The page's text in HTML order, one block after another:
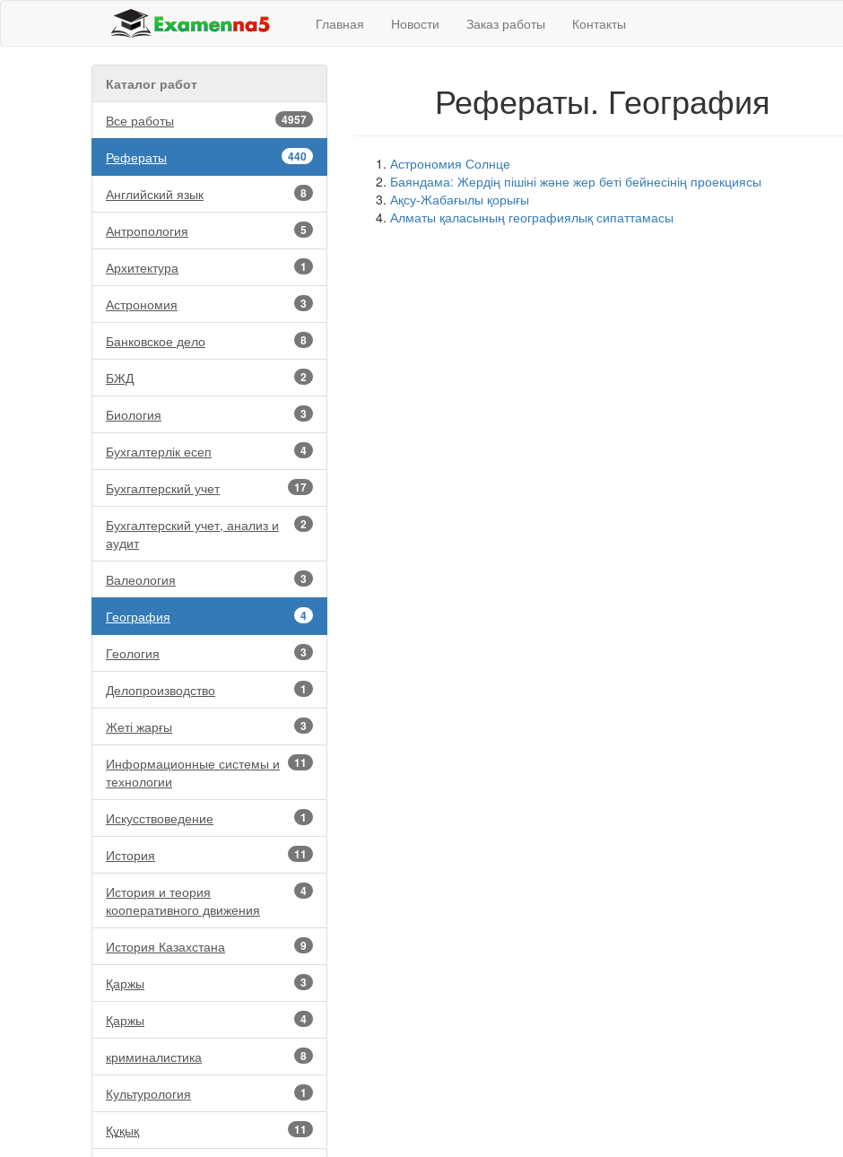
Главная Новости Заказ работы Контакты
Каталог работ
4957
Все работы
440
Рефераты
8
Английский язык
5
Антропология
1
Архитектура
3
Астрономия
8
Банковское дело
2
БЖД
3
Биология
4
Бухгалтерлік есеп
17
Бухгалтерский учет
2
Бухгалтерский учет, анализ и
аудит
3
Валеология
4
География
3
Геология
1
Делопроизводство
3
Жеті жарғы
11
Информационные системы и
технологии
1
Искусствоведение
11
История
4
История и теория
кооперативного движения
9
История Казахстана
3
Қаржы
4
Қаржы
8
криминалистика
1
Культурология
11
Құқық
Рефераты. География
Астрономия Солнце
Баяндама: Жердің пішіні және жер беті бейнесінің проекциясы
Ақсу-Жабағылы қорығы
Алматы қаласының географиялық сипаттамасы